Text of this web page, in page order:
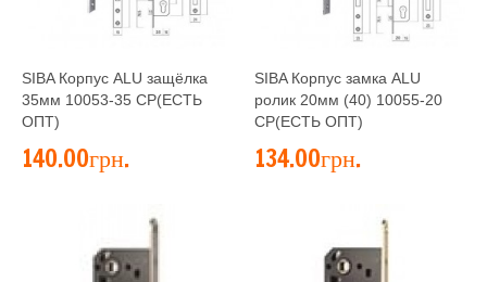
SIBA Корпус ALU защёлка
35мм 10053-35 CP(ЕСТЬ
ОПТ)
140.00грн.
SIBA Корпус замка ALU
ролик 20мм (40) 10055-20
CP(ЕСТЬ ОПТ)
134.00грн.